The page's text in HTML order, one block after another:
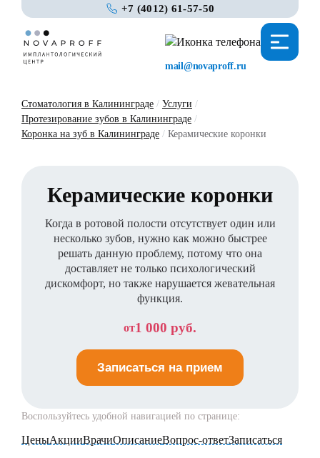
+7 (4012) 61-57-50
mail@novaproff.ru
Стоматология в Калининграде / Услуги /
Протезирование зубов в Калининграде /
Коронка на зуб в Калининграде / Керамические коронки
Керамические коронки
Когда в ротовой полости отсутствует один или
несколько зубов, нужно как можно быстрее
решать данную проблему, потому что она
доставляет не только психологический
дискомфорт, но также нарушается жевательная
функция.
от1 000 руб.
Записаться на прием
Воспользуйтесь удобной навигацией по странице:
ЦеныАкцииВрачиОписаниеВопрос-ответЗаписаться